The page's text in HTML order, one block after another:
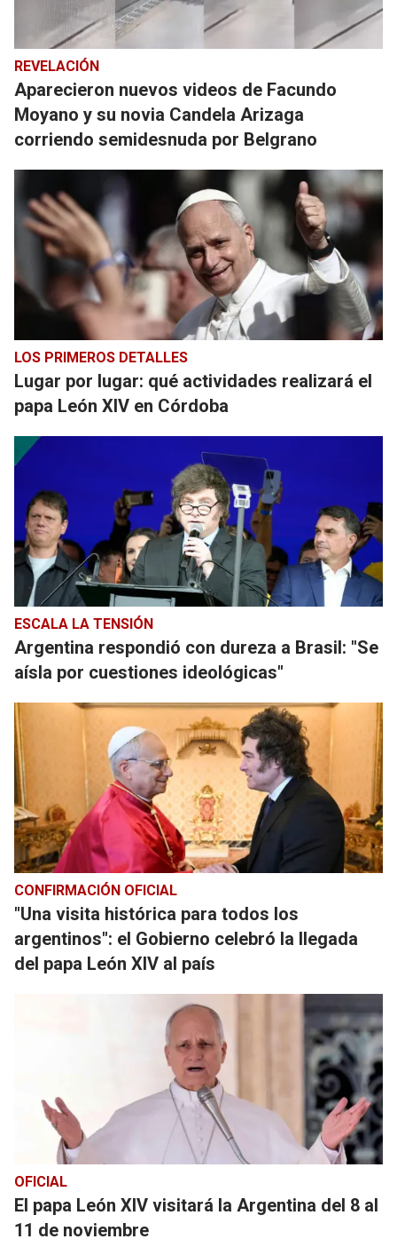
REVELACIÓN
Aparecieron nuevos videos de Facundo
Moyano y su novia Candela Arizaga
corriendo semidesnuda por Belgrano
LOS PRIMEROS DETALLES
Lugar por lugar: qué actividades realizará el
papa León XIV en Córdoba
ESCALA LA TENSIÓN
Argentina respondió con dureza a Brasil: "Se
aísla por cuestiones ideológicas"
CONFIRMACIÓN OFICIAL
"Una visita histórica para todos los
argentinos": el Gobierno celebró la llegada
del papa León XIV al país
OFICIAL
El papa León XIV visitará la Argentina del 8 al
11 de noviembre